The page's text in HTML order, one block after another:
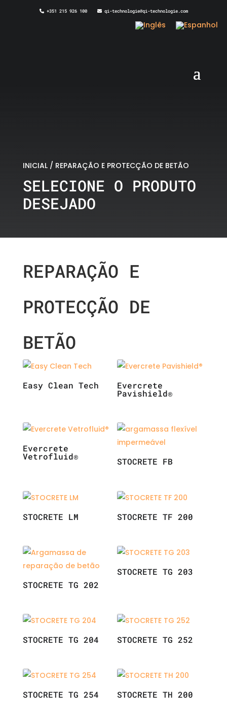
+351 215 926 100 qi-technologie@qi-technologie.com
INICIAL/ REPARAÇÃO E PROTECÇÃO DE BETÃO
SELECIONE O PRODUTO
DESEJADO
REPARAÇÃO E
PROTECÇÃO DE
BETÃO
Easy Clean Tech Evercrete
Pavishield®
Evercrete
Vetrofluid® STOCRETE FB
STOCRETE LM STOCRETE TF 200
STOCRETE TG 202
STOCRETE TG 203
STOCRETE TG 204 STOCRETE TG 252
STOCRETE TG 254 STOCRETE TH 200